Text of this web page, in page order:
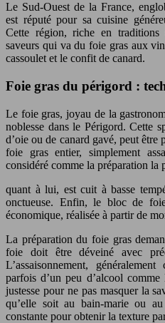
Le Sud-Ouest de la France,
est réputé pour sa cuisine
Cette région, riche en
saveurs qui va du foie gras aux
cassoulet et le confit de canard.
Foie gras du périgord :
Le foie gras, joyau de la
noblesse dans le Périgord. Cette
d’oie ou de canard gavé, peut être
foie gras entier, simplement
considéré comme la préparation
quant à lui, est cuit à basse
onctueuse. Enfin, le bloc de
économique, réalisée à partir de
La préparation du foie gras
foie doit être déveiné avec
L’assaisonnement,
parfois d’un peu d’alcool
justesse pour ne pas masquer la
qu’elle soit au bain-marie ou
constante pour obtenir la texture